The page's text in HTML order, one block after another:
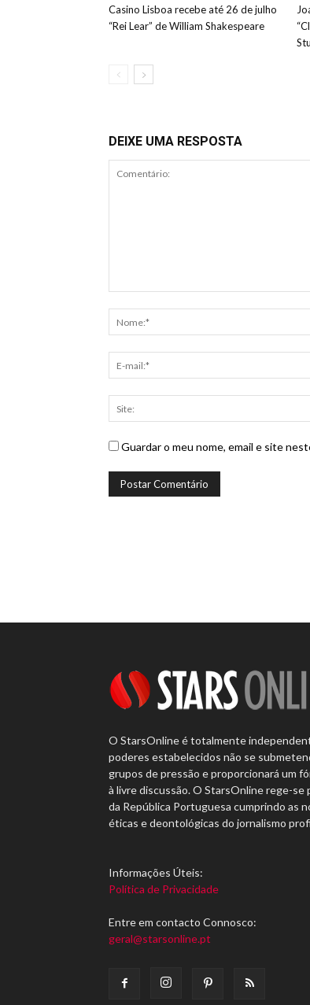
Casino Lisboa recebe até 26 de julho
“Rei Lear” de William Shakespeare
DEIXE UMA RESPOSTA
Guardar o meu nome, email e site
O StarsOnline é totalmente
poderes estabelecidos não se
grupos de pressão e proporcionará um
à livre discussão. O StarsOnline rege-se
da República Portuguesa cumprindo as
éticas e deontológicas do jornalismo
Informações Úteis:
Política de Privacidade
Entre em contacto Connosco:
geral@starsonline.pt